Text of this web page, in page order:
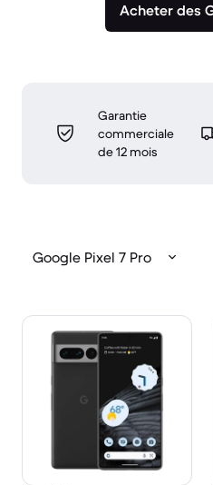
Acheter des
Garantie
commerciale
de 12 mois
Google Pixel 7 Pro